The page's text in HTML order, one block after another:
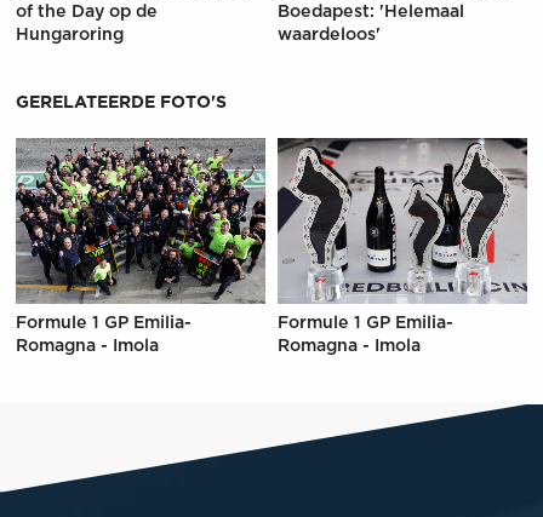
of the Day op de
Hungaroring
Boedapest: 'Helemaal
waardeloos'
GERELATEERDE FOTO'S
Formule 1 GP Emilia-
Romagna - Imola
Formule 1 GP Emilia-
Romagna - Imola